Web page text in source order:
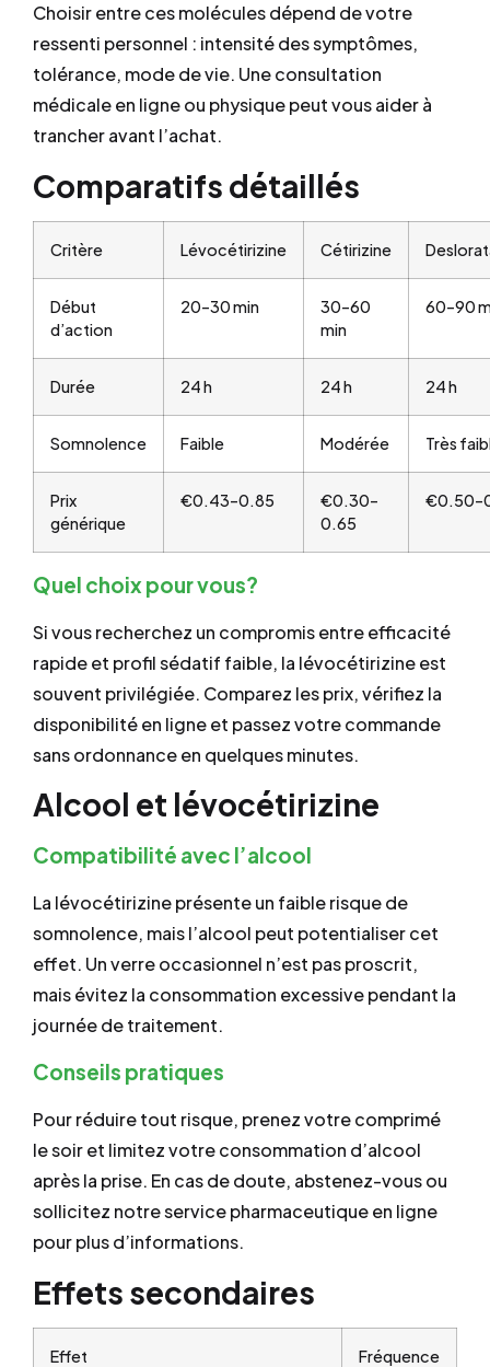
Choisir entre ces molécules dépend de votre
ressenti personnel : intensité des symptômes,
tolérance, mode de vie. Une consultation
médicale en ligne ou physique peut vous aider à
trancher avant l’achat.
Comparatifs détaillés
Critère Lévocétirizine Cétirizine
Début
d’action
20–30 min
30–60
min
60–90
Durée 24 h 24 h 24 h
Somnolence Faible Modérée Très
Prix
générique
€0.43–0.85
€0.30–
0.65
Quel choix pour vous?
Si vous recherchez un compromis entre efficacité
rapide et profil sédatif faible, la lévocétirizine est
souvent privilégiée. Comparez les prix, vérifiez la
disponibilité en ligne et passez votre commande
sans ordonnance en quelques minutes.
Alcool et lévocétirizine
Compatibilité avec l’alcool
La lévocétirizine présente un faible risque de
somnolence, mais l’alcool peut potentialiser cet
effet. Un verre occasionnel n’est pas proscrit,
mais évitez la consommation excessive pendant la
journée de traitement.
Conseils pratiques
Pour réduire tout risque, prenez votre comprimé
le soir et limitez votre consommation d’alcool
après la prise. En cas de doute, abstenez-vous ou
sollicitez notre service pharmaceutique en ligne
pour plus d’informations.
Effets secondaires
Effet Fréquence